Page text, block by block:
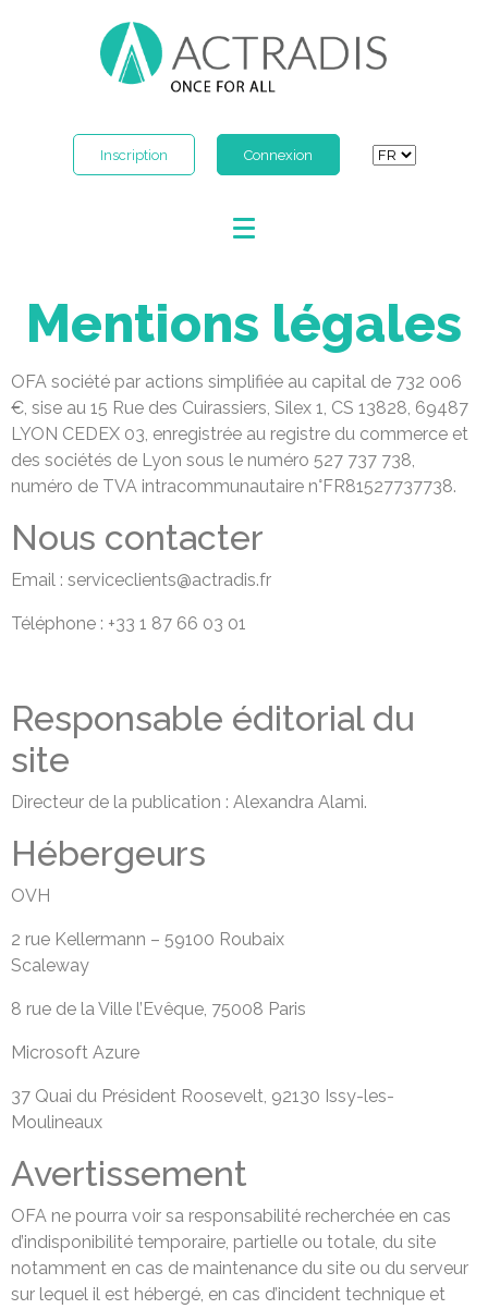
Inscription Connexion
Mentions légales
OFA société par actions simplifiée au capital de 732 006
€, sise au 15 Rue des Cuirassiers, Silex 1, CS 13828, 69487
LYON CEDEX 03, enregistrée au registre du commerce et
des sociétés de Lyon sous le numéro 527 737 738,
numéro de TVA intracommunautaire n°FR81527737738.
Nous contacter
Email : serviceclients@actradis.fr
Téléphone : +33 1 87 66 03 01
Responsable éditorial du
site
Directeur de la publication : Alexandra Alami.
Hébergeurs
OVH
2 rue Kellermann – 59100 Roubaix
Scaleway
8 rue de la Ville l’Evêque, 75008 Paris
Microsoft Azure
37 Quai du Président Roosevelt, 92130 Issy-les-
Moulineaux
Avertissement
OFA ne pourra voir sa responsabilité recherchée en cas
d’indisponibilité temporaire, partielle ou totale, du site
notamment en cas de maintenance du site ou du serveur
sur lequel il est hébergé, en cas d’incident technique et